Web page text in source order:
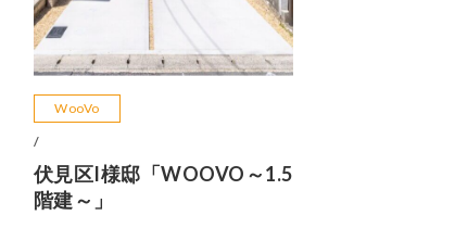
WooVo
/
伏見区I様邸「WOOVO～1.5
階建～」